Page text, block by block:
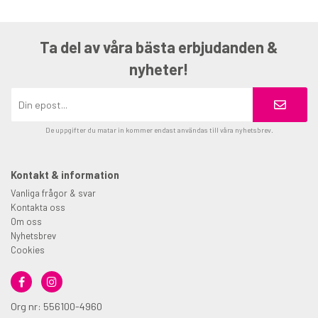
Ta del av våra bästa erbjudanden &
nyheter!
De uppgifter du matar in kommer endast användas till våra nyhetsbrev.
Kontakt & information
Vanliga frågor & svar
Kontakta oss
Om oss
Nyhetsbrev
Cookies
Org nr: 556100-4960